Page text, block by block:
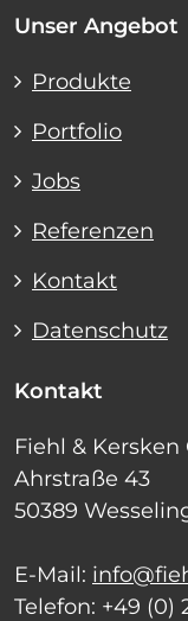
Unser Angebot
Produkte
Portfolio
Jobs
Referenzen
Kontakt
Datenschutz
Kontakt
Fiehl & Kersken
Ahrstraße 43
50389
E-Mail:
Telefon: +49 (0)